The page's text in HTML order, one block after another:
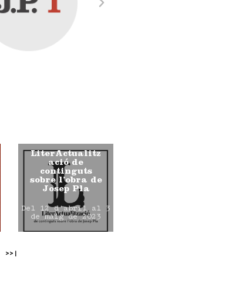
LiterActualitz
ació de
continguts
sobre l’obra de
Josep Pla
Del 12 d'abril al 3
de maig de 2023
>>|